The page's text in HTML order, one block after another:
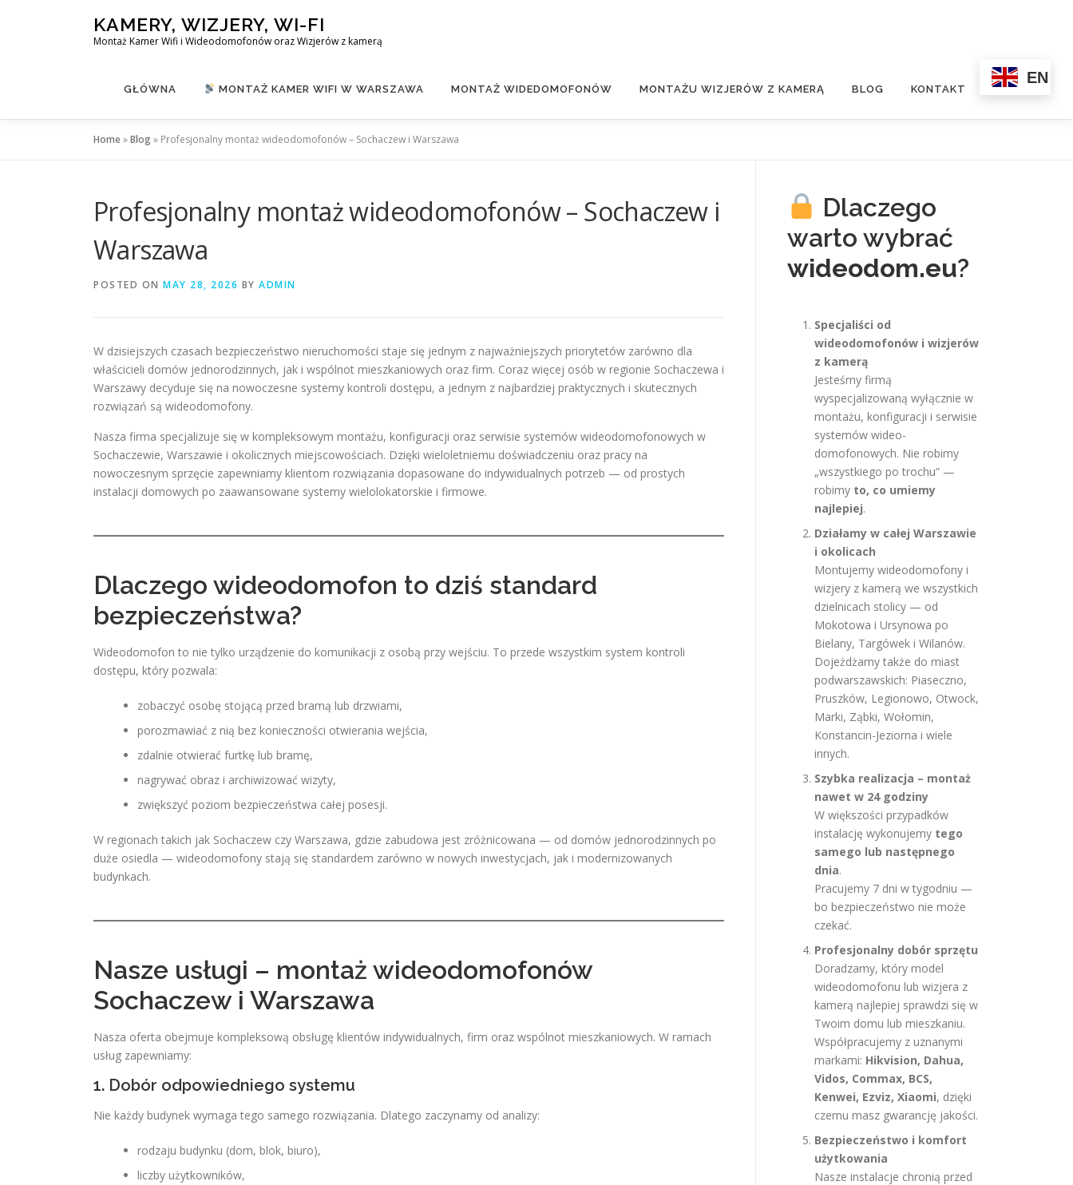
KAMERY, WIZJERY, WI-FI
Montaż Kamer Wifi i Wideodomofonów oraz Wizjerów z kamerą
GŁÓWNA MONTAŻ KAMER WIFI W WARSZAWA MONTAŻ WIDEDOMOFONÓW MONTAŻU WIZJERÓW Z KAMERĄ BLOG KONTAKT
EN
Home»Blog» Profesjonalny montaż wideodomofonów – Sochaczew i Warszawa
Profesjonalny montaż wideodomofonów – Sochaczew i
Warszawa
POSTED ON MAY 28, 2026 BY ADMIN
W dzisiejszych czasach bezpieczeństwo nieruchomości staje się jednym z najważniejszych priorytetów zarówno dla
właścicieli domów jednorodzinnych, jak i wspólnot mieszkaniowych oraz firm. Coraz więcej osób w regionie Sochaczewa i
Warszawy decyduje się na nowoczesne systemy kontroli dostępu, a jednym z najbardziej praktycznych i skutecznych
rozwiązań są wideodomofony.
Nasza firma specjalizuje się w kompleksowym montażu, konfiguracji oraz serwisie systemów wideodomofonowych w
Sochaczewie, Warszawie i okolicznych miejscowościach. Dzięki wieloletniemu doświadczeniu oraz pracy na
nowoczesnym sprzęcie zapewniamy klientom rozwiązania dopasowane do indywidualnych potrzeb — od prostych
instalacji domowych po zaawansowane systemy wielolokatorskie i firmowe.
Dlaczego wideodomofon to dziś standard
bezpieczeństwa?
Wideodomofon to nie tylko urządzenie do komunikacji z osobą przy wejściu. To przede wszystkim system kontroli
dostępu, który pozwala:
zobaczyć osobę stojącą przed bramą lub drzwiami,
porozmawiać z nią bez konieczności otwierania wejścia,
zdalnie otwierać furtkę lub bramę,
nagrywać obraz i archiwizować wizyty,
zwiększyć poziom bezpieczeństwa całej posesji.
W regionach takich jak Sochaczew czy Warszawa, gdzie zabudowa jest zróżnicowana — od domów jednorodzinnych po
duże osiedla — wideodomofony stają się standardem zarówno w nowych inwestycjach, jak i modernizowanych
budynkach.
Nasze usługi – montaż wideodomofonów
Sochaczew i Warszawa
Nasza oferta obejmuje kompleksową obsługę klientów indywidualnych, firm oraz wspólnot mieszkaniowych. W ramach
usług zapewniamy:
1. Dobór odpowiedniego systemu
Nie każdy budynek wymaga tego samego rozwiązania. Dlatego zaczynamy od analizy:
rodzaju budynku (dom, blok, biuro),
liczby użytkowników,
Dlaczego
warto wybrać
wideodom.eu?
Specjaliści od
wideodomofonów i wizjerów
z kamerą
Jesteśmy firmą
wyspecjalizowaną wyłącznie w
montażu, konfiguracji i serwisie
systemów wideo-
domofonowych. Nie robimy
„wszystkiego po trochu” —
robimy to, co umiemy
najlepiej.
Działamy w całej Warszawie
i okolicach
Montujemy wideodomofony i
wizjery z kamerą we wszystkich
dzielnicach stolicy — od
Mokotowa i Ursynowa po
Bielany, Targówek i Wilanów.
Dojeżdżamy także do miast
podwarszawskich: Piaseczno,
Pruszków, Legionowo, Otwock,
Marki, Ząbki, Wołomin,
Konstancin-Jeziorna i wiele
innych.
Szybka realizacja – montaż
nawet w 24 godziny
W większości przypadków
instalację wykonujemy tego
samego lub następnego
dnia.
Pracujemy 7 dni w tygodniu —
bo bezpieczeństwo nie może
czekać.
Profesjonalny dobór sprzętu
Doradzamy, który model
wideodomofonu lub wizjera z
kamerą najlepiej sprawdzi się w
Twoim domu lub mieszkaniu.
Współpracujemy z uznanymi
markami: Hikvision, Dahua,
Vidos, Commax, BCS,
Kenwei, Ezviz, Xiaomi, dzięki
czemu masz gwarancję jakości.
Bezpieczeństwo i komfort
użytkowania
Nasze instalacje chronią przed